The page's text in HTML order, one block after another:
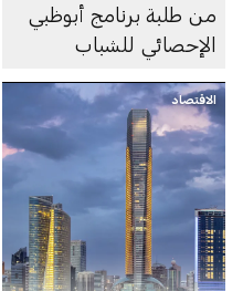
من طلبة برنامج أبوظبي
الإحصائي للشباب
الاقتصاد